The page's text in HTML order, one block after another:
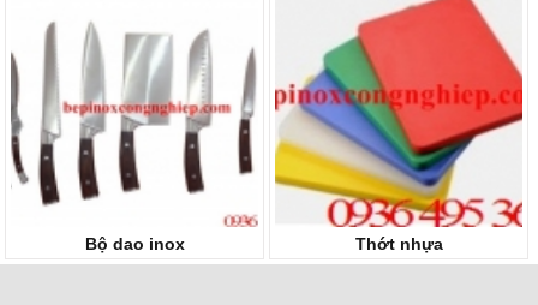
Bộ dao inox Thớt nhựa